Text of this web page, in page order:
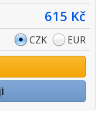
615 Kč
CZK EUR